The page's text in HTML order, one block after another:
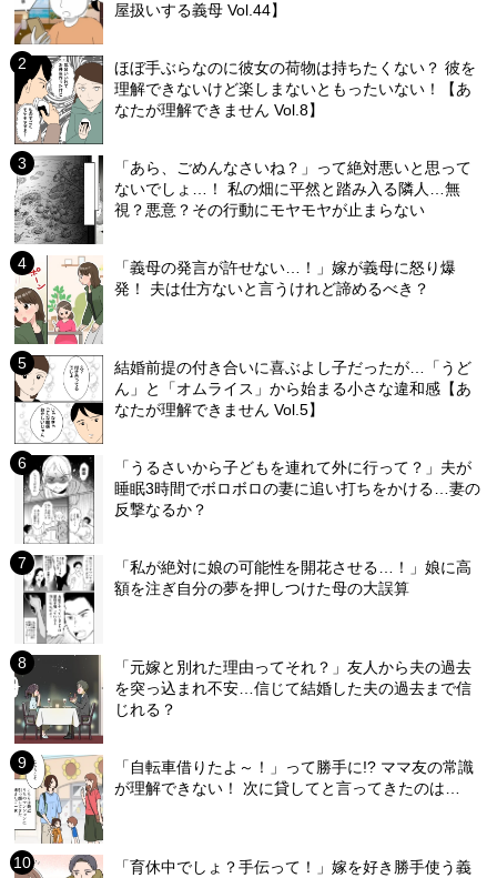
屋扱いする義母 Vol.44】
ほぼ手ぶらなのに彼女の荷物は持ちたくない？ 彼を
理解できないけど楽しまないともったいない！【あ
なたが理解できません Vol.8】
「あら、ごめんなさいね？」って絶対悪いと思って
ないでしょ…！ 私の畑に平然と踏み入る隣人…無
視？悪意？その行動にモヤモヤが止まらない
「義母の発言が許せない…！」嫁が義母に怒り爆
発！ 夫は仕方ないと言うけれど諦めるべき？
結婚前提の付き合いに喜ぶよし子だったが…「うど
ん」と「オムライス」から始まる小さな違和感【あ
なたが理解できません Vol.5】
「うるさいから子どもを連れて外に行って？」夫が
睡眠3時間でボロボロの妻に追い打ちをかける…妻の
反撃なるか？
「私が絶対に娘の可能性を開花させる…！」娘に高
額を注ぎ自分の夢を押しつけた母の大誤算
「元嫁と別れた理由ってそれ？」友人から夫の過去
を突っ込まれ不安…信じて結婚した夫の過去まで信
じれる？
「自転車借りたよ～！」って勝手に!? ママ友の常識
が理解できない！ 次に貸してと言ってきたのは…
「育休中でしょ？手伝って！」嫁を好き勝手使う義